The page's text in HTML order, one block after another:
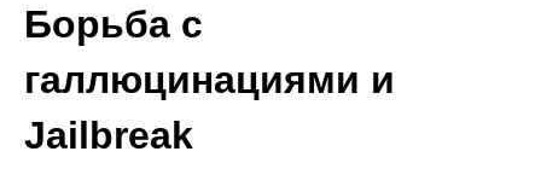
Борьба с
галлюцинациями и
Jailbreak